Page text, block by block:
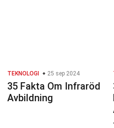
TEKNOLOGI 25 sep 2024
35 Fakta Om Infraröd
Avbildning